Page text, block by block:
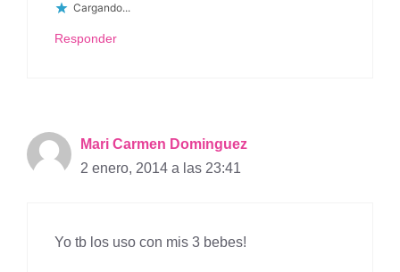
Cargando...
Responder
Mari Carmen Dominguez
2 enero, 2014 a las 23:41
Yo tb los uso con mis 3 bebes!